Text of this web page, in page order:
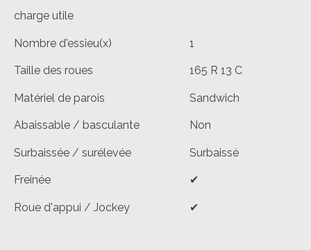
charge utile
Nombre d'essieu(x) 1
Taille des roues 165 R 13 C
Matériel de parois Sandwich
Abaissable / basculante Non
Surbaissée / surélevée Surbaissé
Freinée ✔
Roue d'appui / Jockey ✔